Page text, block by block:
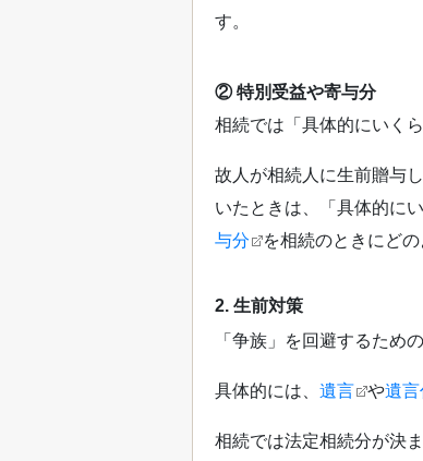
す。
② 特別受益や寄与分
相続では「具体的にいく
故人が相続人に生前贈与
いたときは、「具体的に
与分
を相続のときにど
2. 生前対策
「争族」を回避するため
具体的には、 遺言 や遺言
相続では法定相続分が決